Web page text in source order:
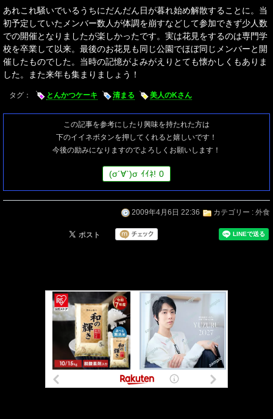
あれこれ騒いでいるうちにだんだん日が暮れ始め解散することに。当
初予定していたメンバー数人が体調を崩すなどして参加できず少人数
での開催となりましたが楽しかったです。実は花見をするのは専門学
校を卒業して以来。最後のお花見も同じ公園でほぼ同じメンバーと開
催したものでした。当時の記憶がよみがえりとても懐かしくもありま
した。また来年も集まりましょう！
タグ： とんかつケーキ 清まる 美人のKさん
この記事を参考にしたり興味を持たれた方は
下のイイネボタンを押してくれると嬉しいです！
今後の励みになりますのでよろしくお願いします！
(σ´∀`)σ ｲｲﾈ! 0
2009年4月6日 22:36 カテゴリー : 外食